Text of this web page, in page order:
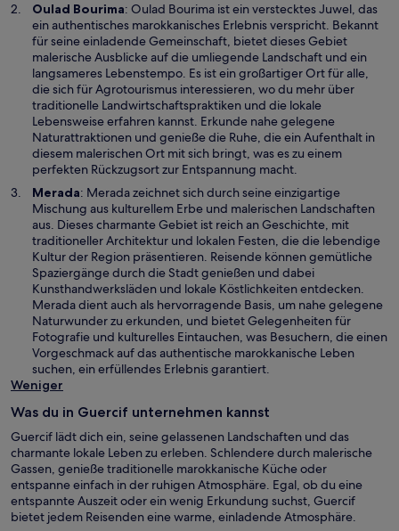
e
n
F
e
n
s
t
e
r
g
e
ö
f
f
n
e
t
Oulad Bourima: Oulad Bourima ist ein verstecktes Juwel, das
ein authentisches marokkanisches Erlebnis verspricht. Bekannt
für seine einladende Gemeinschaft, bietet dieses Gebiet
malerische Ausblicke auf die umliegende Landschaft und ein
langsameres Lebenstempo. Es ist ein großartiger Ort für alle,
die sich für Agrotourismus interessieren, wo du mehr über
traditionelle Landwirtschaftspraktiken und die lokale
Lebensweise erfahren kannst. Erkunde nahe gelegene
Naturattraktionen und genieße die Ruhe, die ein Aufenthalt in
diesem malerischen Ort mit sich bringt, was es zu einem
perfekten Rückzugsort zur Entspannung macht.
MeradaW
i
r
d
i
n
e
i
n
e
m
n
e
n
F
e
n
s
t
: Merada zeichnet sich durch seine einzigartige
Mischung aus kulturellem Erbe und malerischen Landschaften
aus. Dieses charmante Gebiet ist reich an Geschichte, mit
traditioneller Architektur und lokalen Festen, die die lebendige
Kultur der Region präsentieren. Reisende können gemütliche
Spaziergänge durch die Stadt genießen und dabei
Kunsthandwerksläden und lokale Köstlichkeiten entdecken.
Merada dient auch als hervorragende Basis, um nahe gelegene
Naturwunder zu erkunden, und bietet Gelegenheiten für
Fotografie und kulturelles Eintauchen, was Besuchern, die einen
Vorgeschmack auf das authentische marokkanische Leben
suchen, ein erfüllendes Erlebnis garantiert.
Weniger
Was du in Guercif unternehmen kannst
Guercif lädt dich ein, seine gelassenen Landschaften und das
charmante lokale Leben zu erleben. Schlendere durch malerische
Gassen, genieße traditionelle marokkanische Küche oder
entspanne einfach in der ruhigen Atmosphäre. Egal, ob du eine
entspannte Auszeit oder ein wenig Erkundung suchst, Guercif
bietet jedem Reisenden eine warme, einladende Atmosphäre.